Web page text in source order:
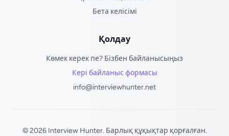
Бета келісімі
Қолдау
Көмек керек пе? Бізбен байланысыңыз
Кері байланыс формасы
info@interviewhunter.net
© 2026 Interview Hunter. Барлық құқықтар қорғалған.